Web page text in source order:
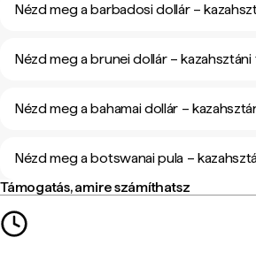
Nézd meg a barbadosi dollár –
Nézd meg a brunei dollár –
Nézd meg a bahamai dollár –
Nézd meg a botswanai pula –
Támogatás, amire számíthatsz